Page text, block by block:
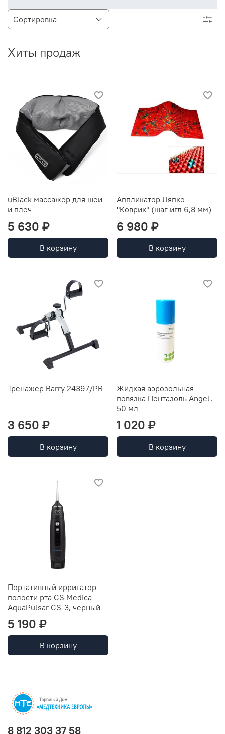
Хиты продаж
uBlack массажер для шеи
и плеч
5 630 ₽
В корзину
Аппликатор Ляпко -
"Коврик" (шаг игл 6,8 мм)
6 980 ₽
В корзину
Тренажер Barry 24397/PR
3 650 ₽
В корзину
Жидкая аэрозольная
повязка Пентазоль Angel,
50 мл
1 020 ₽
В корзину
Портативный ирригатор
полости рта CS Medica
AquaPulsar CS-3, черный
5 190 ₽
В корзину
8 812 303 37 58